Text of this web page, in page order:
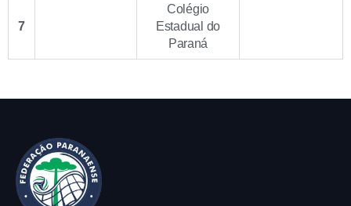
7
Colégio
Estadual do
Paraná